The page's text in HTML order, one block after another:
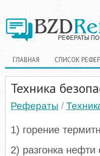
ГЛАВНАЯ СПИСОК
Техника
Рефераты /
1) горение
2) разгонка